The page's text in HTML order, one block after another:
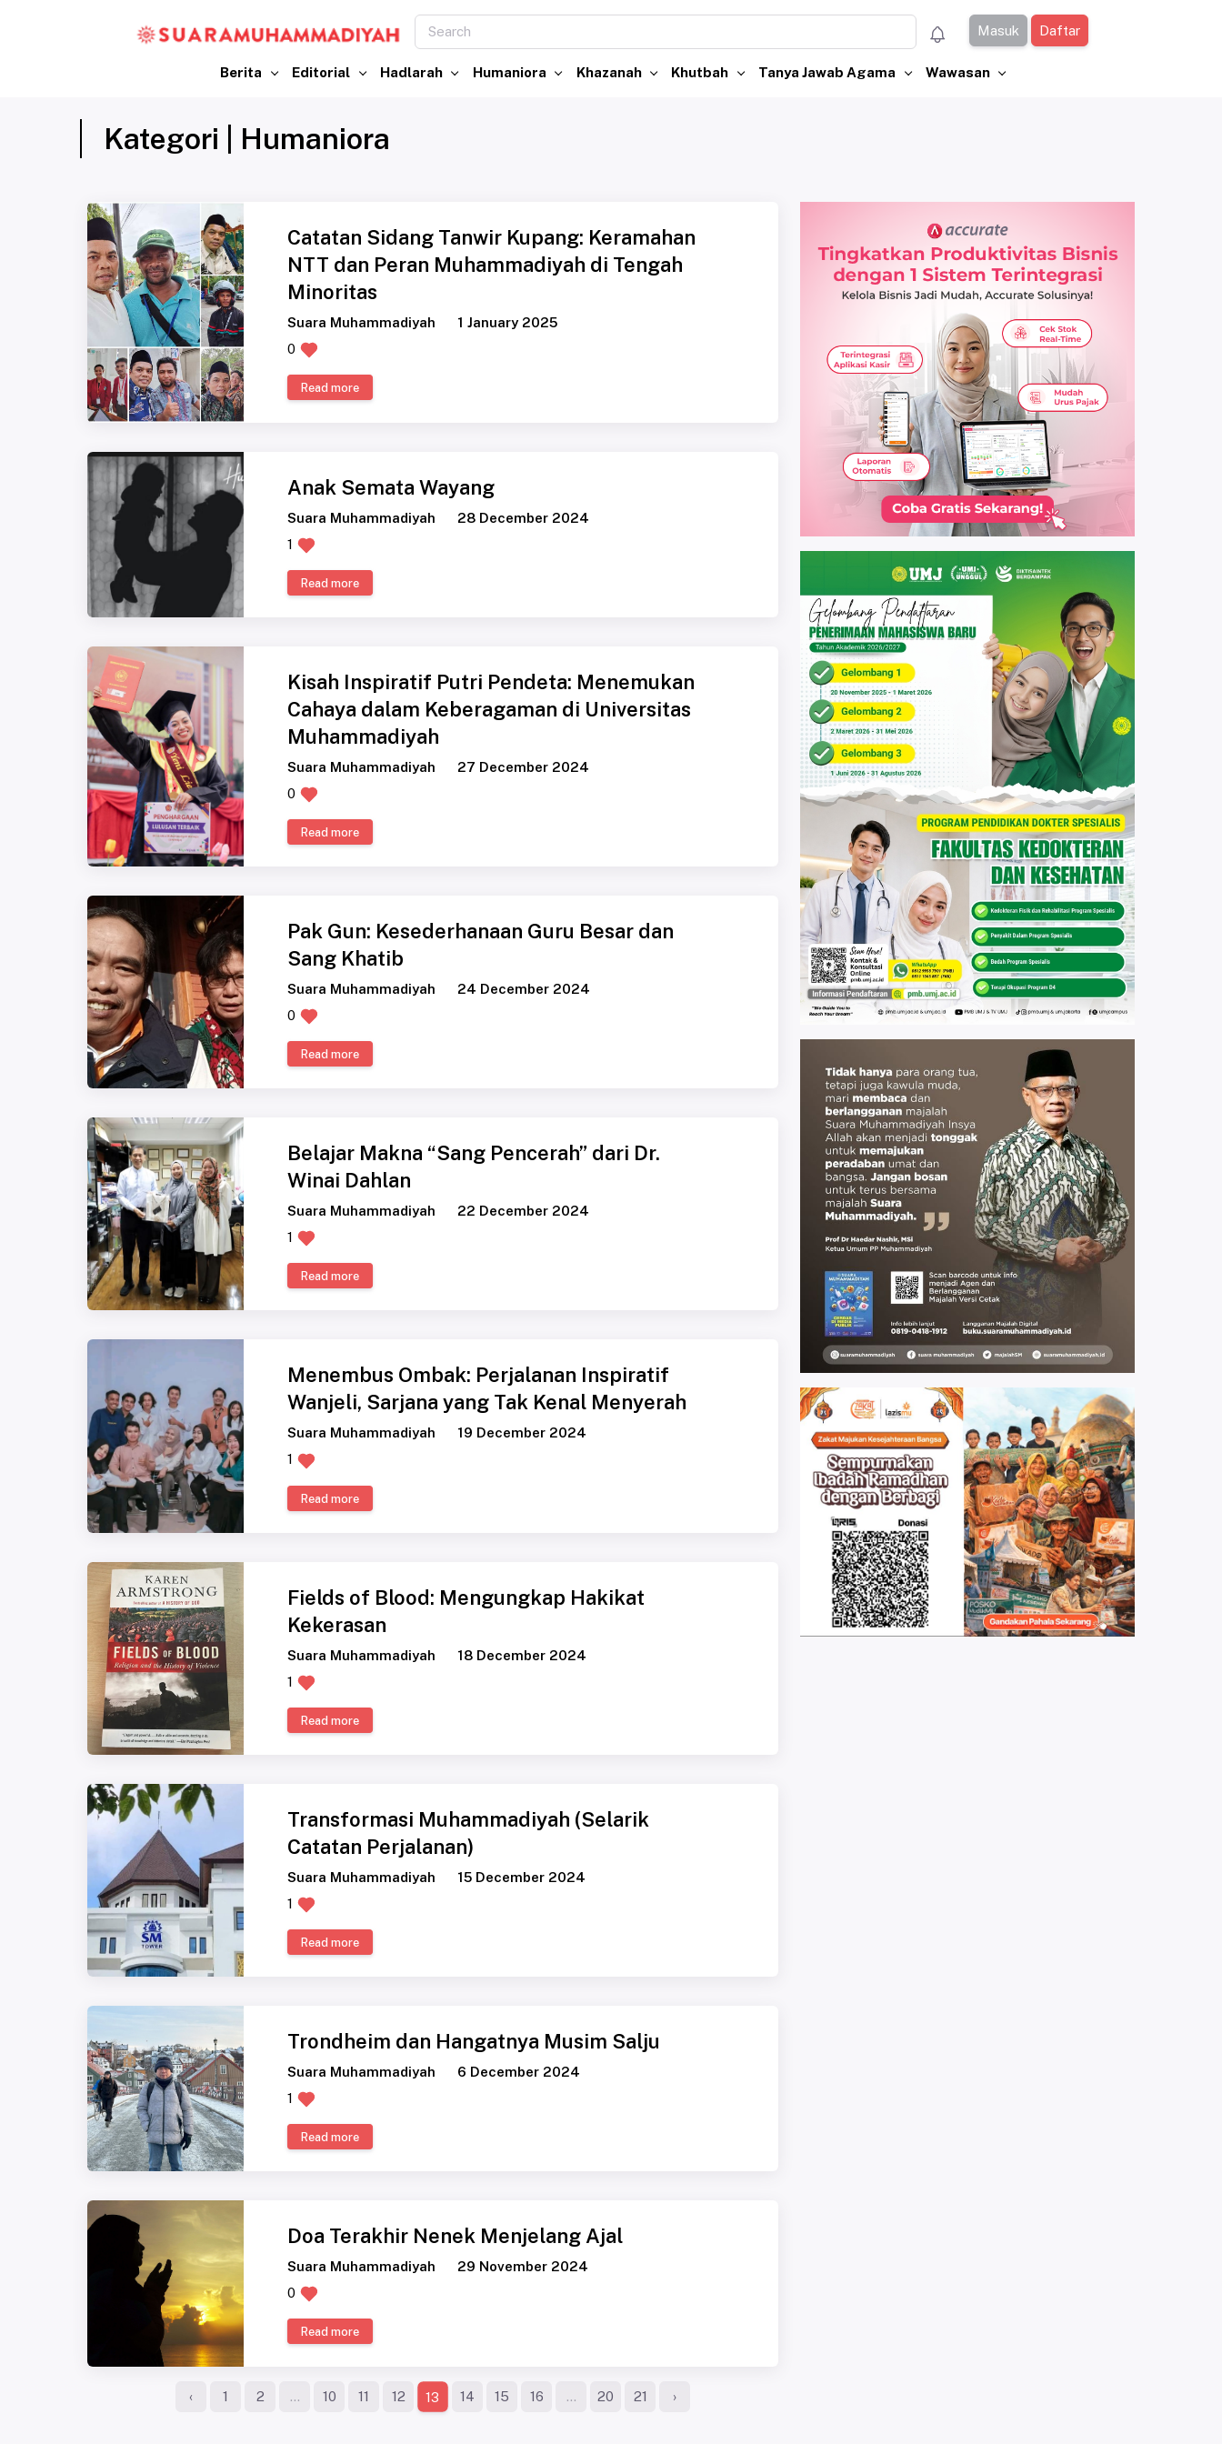
Masuk Daftar
Berita Editorial Hadlarah Humaniora Khazanah Khutbah Tanya Jawab Agama Wawasan
Kategori | Humaniora
Catatan Sidang Tanwir Kupang: Keramahan
NTT dan Peran Muhammadiyah di Tengah
Minoritas
Suara Muhammadiyah
1 January 2025
0
Read more
Anak Semata Wayang
Suara Muhammadiyah
28 December 2024
1
Read more
Kisah Inspiratif Putri Pendeta: Menemukan
Cahaya dalam Keberagaman di Universitas
Muhammadiyah
Suara Muhammadiyah
27 December 2024
0
Read more
Pak Gun: Kesederhanaan Guru Besar dan
Sang Khatib
Suara Muhammadiyah
24 December 2024
0
Read more
Belajar Makna “Sang Pencerah” dari Dr.
Winai Dahlan
Suara Muhammadiyah
22 December 2024
1
Read more
Menembus Ombak: Perjalanan Inspiratif
Wanjeli, Sarjana yang Tak Kenal Menyerah
Suara Muhammadiyah
19 December 2024
1
Read more
Fields of Blood: Mengungkap Hakikat
Kekerasan
Suara Muhammadiyah
18 December 2024
1
Read more
Transformasi Muhammadiyah (Selarik
Catatan Perjalanan)
Suara Muhammadiyah
15 December 2024
1
Read more
Trondheim dan Hangatnya Musim Salju
Suara Muhammadiyah
6 December 2024
1
Read more
Doa Terakhir Nenek Menjelang Ajal
Suara Muhammadiyah
29 November 2024
0
Read more
‹ 1 2 ... 10 11 12 13 14 15 16 ... 20 21 ›